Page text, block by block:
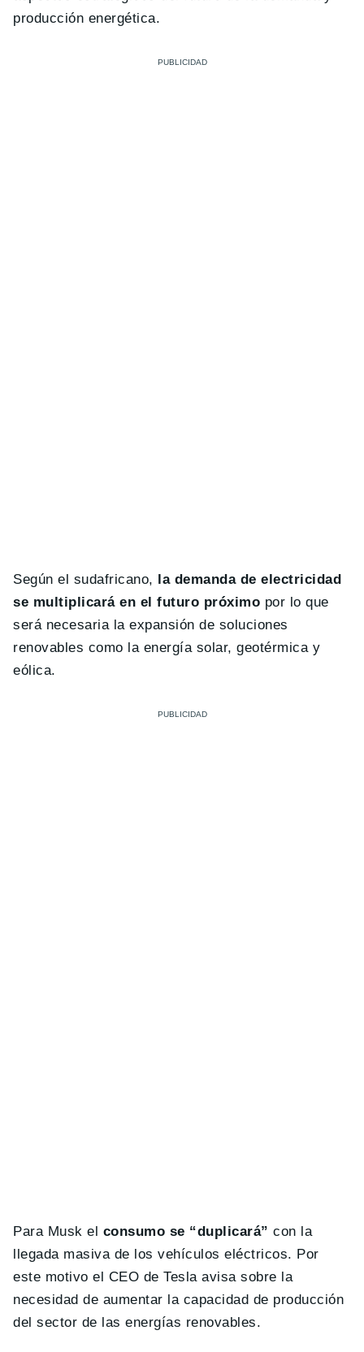
producción energética.
Según el sudafricano, la demanda de electricidad
se multiplicará en el futuro próximo por lo que
será necesaria la expansión de soluciones
renovables como la energía solar, geotérmica y
eólica.
Para Musk el consumo se “duplicará” con la
llegada masiva de los vehículos eléctricos. Por
este motivo el CEO de Tesla avisa sobre la
necesidad de aumentar la capacidad de producción
del sector de las energías renovables.